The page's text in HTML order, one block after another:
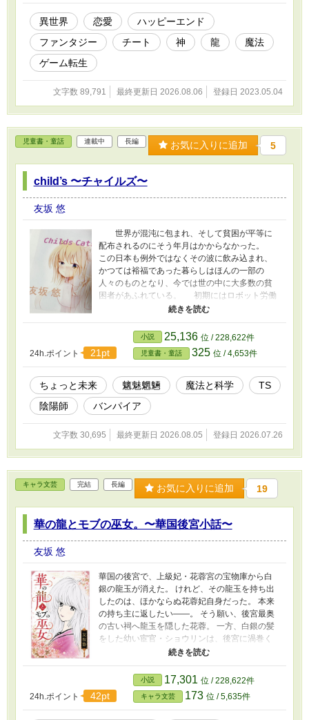
人族なんだけど中身のステータスは大違い。 と
にかく無敵なチートキャラだったはずなんだけ
ど、ギルドで冒険者登録してみたらなぜかよわ
よわなEランク判定。 それも魔法を使う上で肝
ょうがないかぁ。頑張ってみようかなって思っ
てフィールドに出てみると、やっぱりあたしの
ステイタスったらめちゃチート！？ これはまさ
って事？ まあでも。災い転じて福とも言うし、
変に国家の中枢に目をつけられても厄介だから
ね？ このまま表向きはEランク冒険者としてま
所で思わぬ事件に巻き込まれ……。 ってこれマ
序盤で！ ストーリーモードボス戦の舞台である
ダンジョン「漆黒の魔窟」に降り立ったあたし
は、その最下層で怪我をした黒猫の子を拾っ
て。 って、この子もしかして第六王子？ って
ほんとどうなってるの！？
異世界 恋愛
ハッピーエンド
ファンタジー
チート 神 龍
魔法
ゲーム転生
文字数 89,791 最終更新日 2026.08.06 登録日 2023.05.04
児童書・童話 連載中 長編 お気に入りに追加 5
child’s 〜チャイルズ〜
友坂 悠
世界が混沌に包まれ、そして貧困が平等に
配布されるのにそう年月はかからなかった。
この日本も例外ではなくその波に飲み込まれ、
かつては裕福であった暮らしはほんの一部の
人々のものとなり、今では世の中に大多数の貧
困者があふれている。 初期にはロボット労働
力転換法などの画期的な法律が作られ人々の暮
らしは保証されたかにも見えたが、それも国力
があるうちのことだった。 国力が落ちてしま
えばどんな福祉政策もそれを享受できうるパイ
は限られるということだ。 こんな世の中にな
って犯罪はどんどん低年齢化した。 スラムの
ような環境の子供がそういった犯罪に走るのは
当然として、そうではないわりと裕福な家庭の
子供であってもそれは例外ではなく。 そん
う。人々が希望を見出したのがかつてオカルト
た超常現象だったのは。 オカルトブームの再
燃？ いや、そんなカルチャーな話でもない。 天
才狂科学者《マッドサイエンティスト》天城十
蔵によって提唱された天穿理論《てんせんりろ
ん》。 空間のブレーンに穴を穿つ事により、そ
こから未知の力《エネルギー》を取り出すこと
ができるというその研究の末、それは起こっ
た。 滲み出すように、世界に溢れたそれは。
な日常に。
24h.ポイント 21pt
小説 25,136 位 / 228,622件
児童書・童話 325 位 / 4,653件
ちょっと未来 魑魅魍魎 魔法と科学
TS
陰陽師
バンパイア
文字数 30,695 最終更新日 2026.08.05 登録日 2026.07.26
キャラ文芸 完結 長編 お気に入りに追加 19
華の龍とモブの巫女。〜華国後宮小話〜
友坂 悠
華国の後宮で、上級妃・花蓉宮の宝物庫から白
銀の龍玉が消えた。 けれど、その龍玉を持ち出
したのは、ほかならぬ花蓉妃自身だった。 本来
の持ち主に返したい――。 そう願い、後宮最奥
の古い祠へ龍玉を隠した花蓉。 一方、白銀の髪
をした幼い宦官・ショウリンは、後宮に渦巻く
人々の感情と、そこに溜まる闇を見つけなが
ら、誰にも知られぬよう掃除を続けていた。 人
の感情を色として見る力。 闇を浄化する巫女と
しての力。 そして、皇太子だけが知る本当の素
顔。 失せた龍玉と、花蓉が胸に隠してきた想
い。 二つの秘密が重なるとき、モブの巫女は竜
24h.ポイント 42pt
小説 17,301 位 / 228,622件
キャラ文芸 173 位 / 5,635件